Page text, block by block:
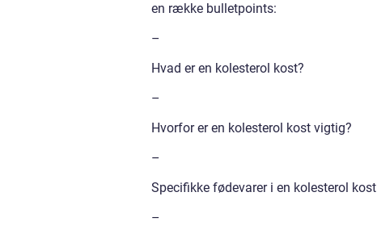
en række bulletpoints:
–
Hvad er en kolesterol kost?
–
Hvorfor er en kolesterol kost vigtig?
–
Specifikke fødevarer i en kolesterol kost
–